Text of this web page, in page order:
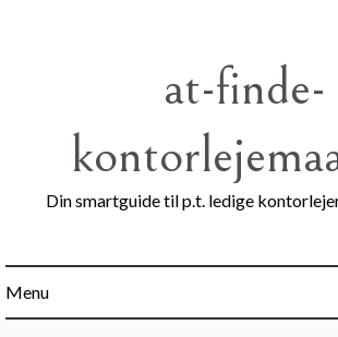
at-finde-
Din smartguide til p.t. ledige
Menu